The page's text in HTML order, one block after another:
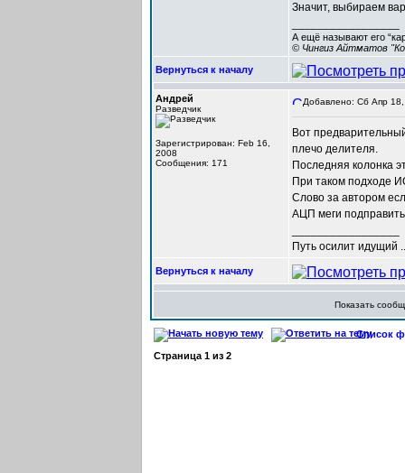
Значит, выбираем
А ещё называют его
© Чингиз Айтматов
Вернуться к началу
Андрей
Разведчик
Зарегистрирован: Feb 16,
2008
Сообщения: 171
Добавлено: Сб Апр
Вот
плечо делителя.
Последняя колонка
При таком подходе
Слово за автором
АЦП меги
Путь осилит идущий
Вернуться к началу
Показать
Список
Страница 1 из 2